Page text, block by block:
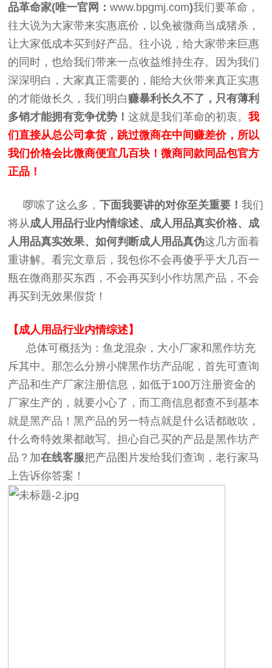
品革命家(唯一官网：www.bpgmj.com)我们要革命，
往大说为大家带来实惠底价，以免被微商当成猪杀，
让大家低成本买到好产品。往小说，给大家带来巨惠
的同时，也给我们带来一点收益维持生存。因为我们
深深明白，大家真正需要的，能给大伙带来真正实惠
的才能做长久，我们明白 赚暴利长久不了，只有薄利
多销才能拥有竞争优势！这就是我们革命的初衷。我
们直接从总公司拿货，跳过微商在中间赚差价，所以
我们价格会比微商便宜几百块！微商同款同品包官方
正品！
啰嗦了这么多，下面我要讲的对你至关重要！我们
将从成人用品行业内情综述、成人用品真实价格、 成
人用品真实效果、如何判断成人用品真伪这几方面着
重讲解。看完文章后，我包你不会再傻乎乎大几百一
瓶在微商那买东西，不会再买到小作坊黑产品，不会
再买到无效果假货！
【成人用品行业内情综述】
总体可概括为：鱼龙混杂，大小厂家和黑作坊充
斥其中。那怎么分辨小牌黑作坊产品呢，首先可查询
产品和生产厂家注册信息，如低于100万注册资金的
厂家生产的，就要小心了，而工商信息都查不到基本
就是黑产品！黑产品的另一特点就是什么话都敢吹，
什么奇特效果都敢写。担心自己买的产品是黑作坊产
品？加在线客服把产品图片发给我们查询，老行家马
上告诉你答案！